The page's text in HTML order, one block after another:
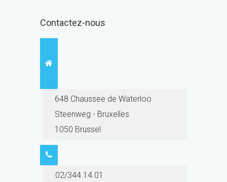
Contactez-nous
648 Chaussee de Waterloo
Steenweg - Bruxelles
1050 Brussel
02/344.14.01